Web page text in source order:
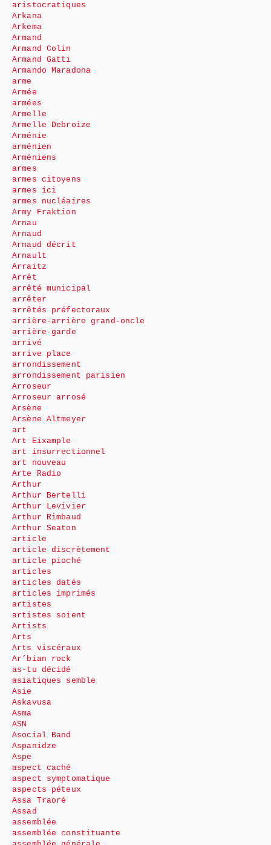
aristocratiques
Arkana
Arkema
Armand
Armand Colin
Armand Gatti
Armando Maradona
arme
Armée
armées
Armelle
Armelle Debroize
Arménie
arménien
Arméniens
armes
armes citoyens
armes ici
armes nucléaires
Army Fraktion
Arnau
Arnaud
Arnaud décrit
Arnault
Arraitz
Arrêt
arrêté municipal
arrêter
arrêtés préfectoraux
arrière-arrière grand-oncle
arrière-garde
arrivé
arrive place
arrondissement
arrondissement parisien
Arroseur
Arroseur arrosé
Arsène
Arsène Altmeyer
art
Art Eixample
art insurrectionnel
art nouveau
Arte Radio
Arthur
Arthur Bertelli
Arthur Levivier
Arthur Rimbaud
Arthur Seaton
article
article discrètement
article pioché
articles
articles datés
articles imprimés
artistes
artistes soient
Artists
Arts
Arts viscéraux
Ar’bian rock
as-tu décidé
asiatiques semble
Asie
Askavusa
Asma
ASN
Asocial Band
Aspanidze
Aspe
aspect caché
aspect symptomatique
aspects péteux
Assa Traoré
Assad
assemblée
assemblée constituante